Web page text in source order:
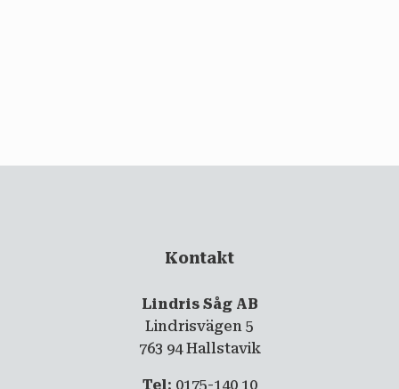
Kontakt
Lindris Såg AB
Lindrisvägen 5
763 94 Hallstavik
Tel: 0175-140 10